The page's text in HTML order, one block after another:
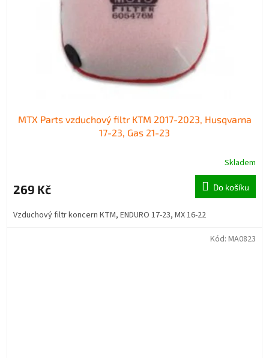
MTX Parts vzduchový filtr KTM 2017-2023, Husqvarna
17-23, Gas 21-23
Skladem
269 Kč Do košíku
Vzduchový filtr koncern KTM, ENDURO 17-23, MX 16-22
Kód: MA0823